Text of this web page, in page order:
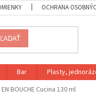
OCHRANA
Bar Plasty,
BOUCHE Cucina 130 ml